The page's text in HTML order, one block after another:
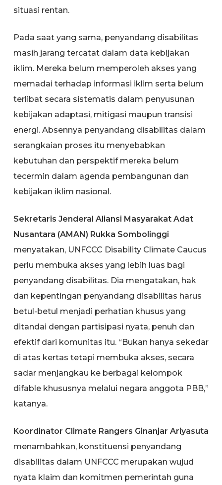
situasi rentan.
Pada saat yang sama, penyandang disabilitas
masih jarang tercatat dalam data kebijakan
iklim. Mereka belum memperoleh akses yang
memadai terhadap informasi iklim serta belum
terlibat secara sistematis dalam penyusunan
kebijakan adaptasi, mitigasi maupun transisi
energi. Absennya penyandang disabilitas dalam
serangkaian proses itu menyebabkan
kebutuhan dan perspektif mereka belum
tecermin dalam agenda pembangunan dan
kebijakan iklim nasional.
Sekretaris Jenderal Aliansi Masyarakat Adat
Nusantara (AMAN) Rukka Sombolinggi
menyatakan, UNFCCC Disability Climate Caucus
perlu membuka akses yang lebih luas bagi
penyandang disabilitas. Dia mengatakan, hak
dan kepentingan penyandang disabilitas harus
betul-betul menjadi perhatian khusus yang
ditandai dengan partisipasi nyata, penuh dan
efektif dari komunitas itu. “Bukan hanya sekedar
di atas kertas tetapi membuka akses, secara
sadar menjangkau ke berbagai kelompok
difable khususnya melalui negara anggota PBB,”
katanya.
Koordinator Climate Rangers Ginanjar Ariyasuta
menambahkan, konstituensi penyandang
disabilitas dalam UNFCCC merupakan wujud
nyata klaim dan komitmen pemerintah guna